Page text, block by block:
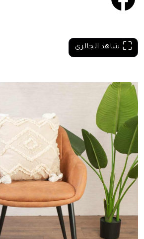
شاهد الجالري